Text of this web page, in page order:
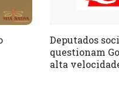
Deputados
questionam
alta